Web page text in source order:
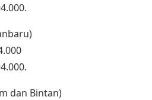
dan Bintan)